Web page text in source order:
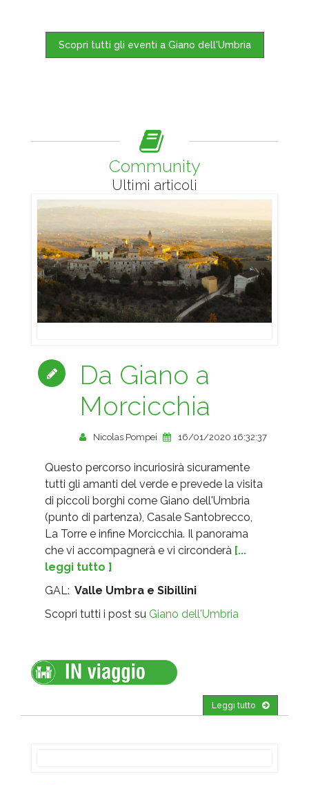
Scopri tutti gli eventi a Giano dell'Umbria
Community
Ultimi articoli
Da Giano a
Morcicchia
Nicolas Pompei 16/01/2020 16:32:37
Questo percorso incuriosirà sicuramente
tutti gli amanti del verde e prevede la visita
di piccoli borghi come Giano dell'Umbria
(punto di partenza), Casale Santobrecco,
La Torre e infine Morcicchia. Il panorama
che vi accompagnerà e vi circonderà [...
leggi tutto ]
GAL: Valle Umbra e Sibillini
Scopri tutti i post su Giano dell'Umbria
Leggi tutto